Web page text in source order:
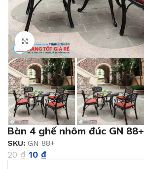
Click to enlarge
Bàn 4 ghế nhôm đúc GN 88+
SKU: GN 88+
20₫ 10 ₫